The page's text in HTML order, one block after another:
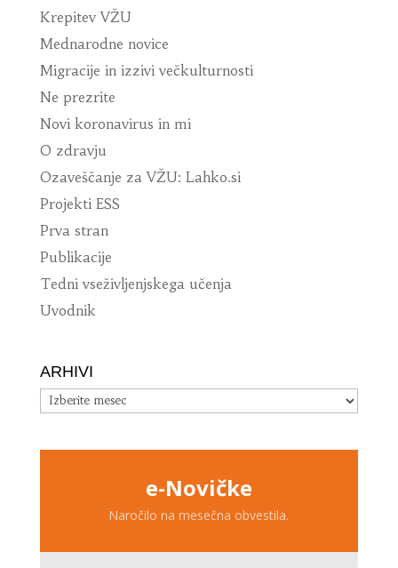
Krepitev VŽU
Mednarodne novice
Migracije in izzivi večkulturnosti
Ne prezrite
Novi koronavirus in mi
O zdravju
Ozaveščanje za VŽU: Lahko.si
Projekti ESS
Prva stran
Publikacije
Tedni vseživljenjskega učenja
Uvodnik
ARHIVI
Arhivi
e-Novičke
Naročilo na mesečna obvestila.